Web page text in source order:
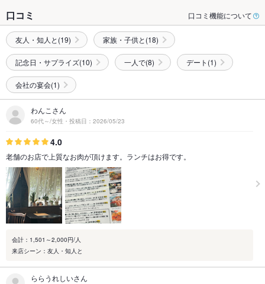
口コミ 口コミ機能について
友人・知人と(19) 家族・子供と(18)
記念日・サプライズ(10) 一人で(8) デート(1)
会社の宴会(1)
わんこさん
60代～/女性・投稿日：2026/05/23
4.0
老舗のお店で上質なお肉が頂けます。ランチはお得です。
会計：1,501～2,000円/人
来店シーン：友人・知人と
ららうれしいさん